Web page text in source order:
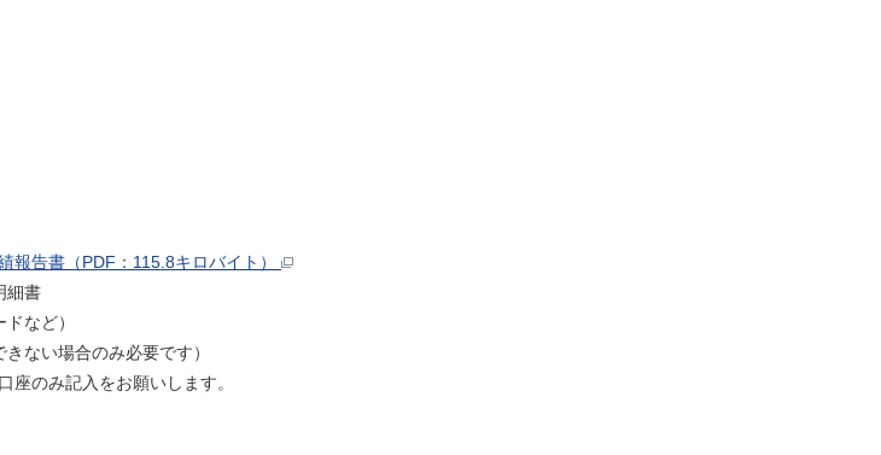
報告書（PDF：115.8キロバイト）
細書
など）
ない場合のみ必要です）
のみ記入をお願いします。